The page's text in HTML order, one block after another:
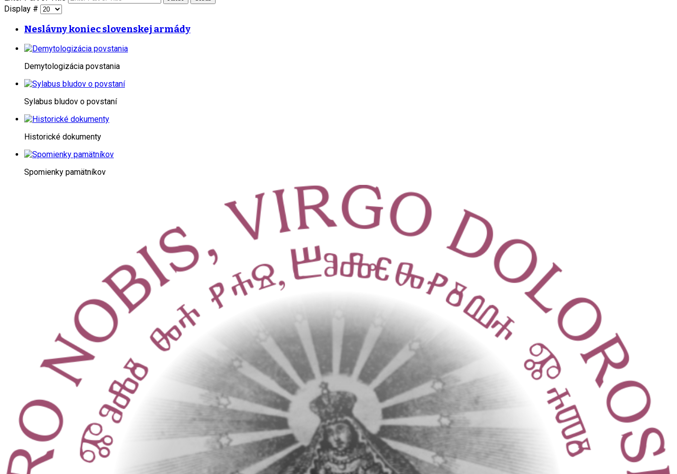
Display #
Neslávny koniec slovenskej armády
Demytologizácia povstania
Sylabus bludov o povstaní
Historické dokumenty
Spomienky pamätníkov